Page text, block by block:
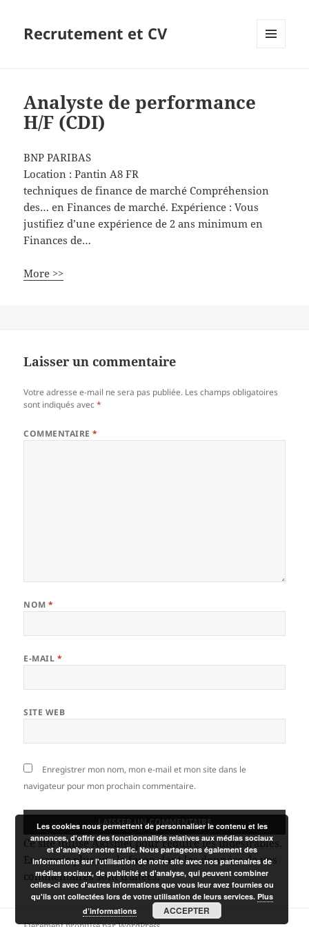
Recrutement et CV
Analyste de performance
H/F (CDI)
BNP PARIBAS
Location :Pantin A8 FR
techniques de finance de marché Compréhension
des… en Finances de marché. Expérience : Vous
justifiez d’une expérience de 2 ans minimum en
Finances de…
More >>
Laisser un commentaire
Votre adresse e-mail ne sera pas publiée. Les champs obligatoires
sont indiqués avec*
COMMENTAIRE*
NOM*
E-MAIL *
SITE WEB
Enregistrer mon nom, mon e-mail et mon site dans le
navigateur pour mon prochain commentaire.
Ce site utilise Akismet pour réduire les indésirables.
En savoir plus sur la façon dont les données de vos
commentaires sont traitées.
Les cookies nous permettent de personnaliser le contenu et les
annonces, d'offrir des fonctionnalités relatives aux médias sociaux
et d'analyser notre trafic. Nous partageons également des
informations sur l'utilisation de notre site avec nos partenaires de
médias sociaux, de publicité et d'analyse, qui peuvent combiner
celles-ci avec d'autres informations que vous leur avez fournies ou
qu'ils ont collectées lors de votre utilisation de leurs services. Plus
d’informations
ACCEPTER